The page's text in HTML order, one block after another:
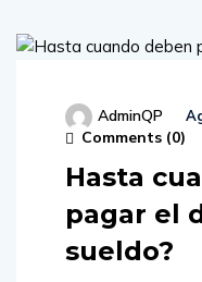
AdminQP
Comments (0)
Hasta
pagar el
sueldo?